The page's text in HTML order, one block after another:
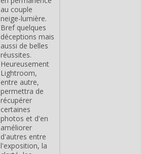
au couple
neige-lumière.
Bref quelques
déceptions mais
aussi de belles
réussites.
Heureusement
Lightroom,
entre autre,
permettra de
récupérer
certaines
photos et d'en
améliorer
d'autres entre
l'exposition, la